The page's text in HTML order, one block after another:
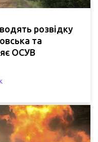
розвідку
та
ОСУВ